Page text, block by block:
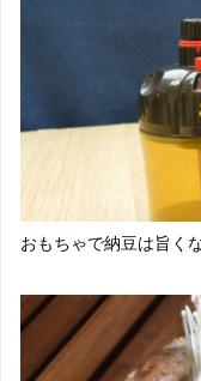
おもちゃで納豆は旨く